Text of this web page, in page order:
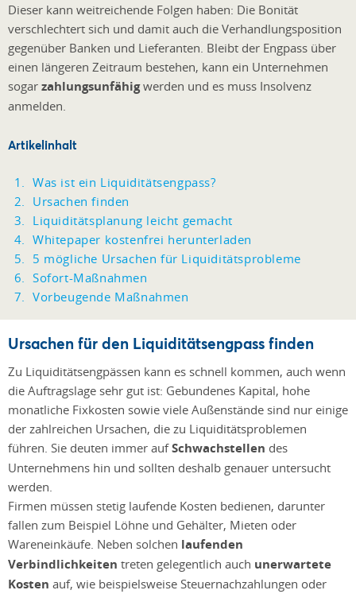
Dieser kann weitreichende Folgen haben: Die Bonität
verschlechtert sich und damit auch die Verhandlungsposition
gegenüber Banken und Lieferanten. Bleibt der Engpass über
einen längeren Zeitraum bestehen, kann ein Unternehmen
sogar zahlungsunfähigwerden und es muss Insolvenz
anmelden.
Artikelinhalt
Was ist ein Liquiditätsengpass?
Ursachen finden
Liquiditätsplanung leicht gemacht
Whitepaper kostenfrei herunterladen
5 mögliche Ursachen für Liquiditätsprobleme
Sofort-Maßnahmen
Vorbeugende Maßnahmen
Ursachen für den Liquiditätsengpass finden
Zu Liquiditätsengpässen kann es schnell kommen, auch wenn
die Auftragslage sehr gut ist: Gebundenes Kapital, hohe
monatliche Fixkosten sowie viele Außenstände sind nur einige
der zahlreichen Ursachen, die zu Liquiditätsproblemen
führen. Sie deuten immer aufSchwachstellen des
Unternehmens hin und sollten deshalb genauer untersucht
werden.
Firmen müssen stetig laufende Kosten bedienen, darunter
fallen zum Beispiel Löhne und Gehälter, Mieten oder
Wareneinkäufe. Neben solchen laufenden
Verbindlichkeiten treten gelegentlich auch unerwartete
Kosten auf, wie beispielsweise Steuernachzahlungen oder